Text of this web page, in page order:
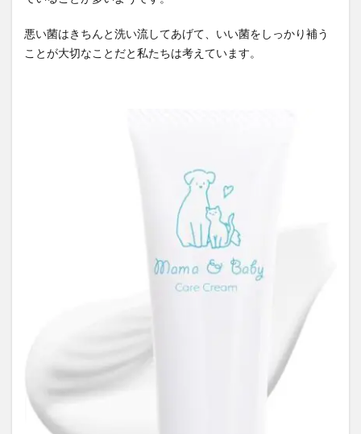
悪い菌はきちんと洗い流してあげて、いい菌をしっかり補う
ことが大切なことだと私たちは考えています。